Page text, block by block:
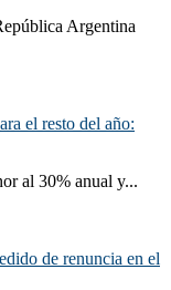
Argentina
el resto del año:
al 30% anual y...
de renuncia en el